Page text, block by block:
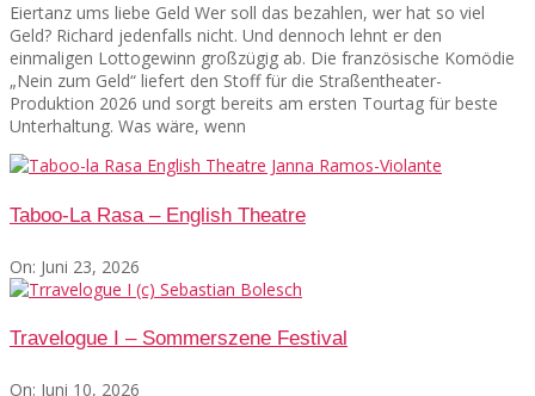
Eiertanz ums liebe Geld Wer soll das bezahlen, wer hat so viel
Geld? Richard jedenfalls nicht. Und dennoch lehnt er den
einmaligen Lottogewinn großzügig ab. Die französische Komödie
„Nein zum Geld“ liefert den Stoff für die Straßentheater-
Produktion 2026 und sorgt bereits am ersten Tourtag für beste
Unterhaltung. Was wäre, wenn
Taboo-La Rasa – English Theatre
On: Juni 23, 2026
Travelogue I – Sommerszene Festival
On: Juni 10, 2026